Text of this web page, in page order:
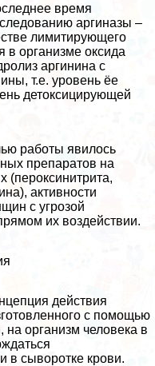
время
аргиназы –
лимитирующего
в организме оксида
аргинина с
т.е. уровень ёе
детоксицирующей
работы явилось
препаратов на
(пероксинитрита,
активности
с угрозой
их воздействии.
действия
с помощью
на организм человека в
в сыворотке крови.